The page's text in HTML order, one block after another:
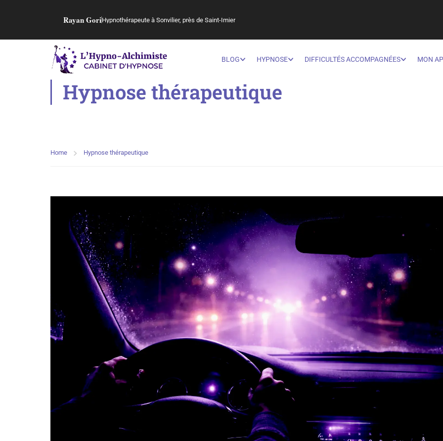
Rayan GoriHypnothérapeute à Sonvilier, près de Saint-Imier
BLOG HYPNOSE DIFFICULTÉS ACCOMPAGNÉES MON
Hypnose thérapeutique
Home Hypnose thérapeutique